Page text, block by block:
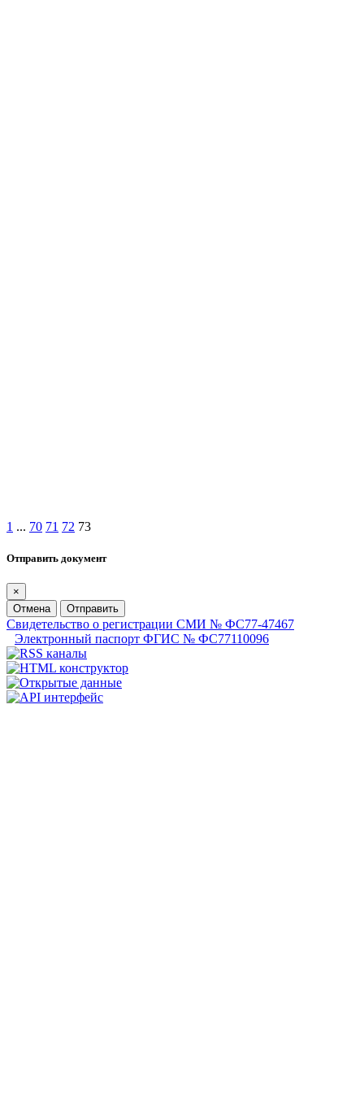
1 ... 70 71 72 73
Отправить документ
×
Отмена
Отправить
Свидетельство о регистрации СМИ № ФС77-47467
Электронный паспорт ФГИС № ФС77110096